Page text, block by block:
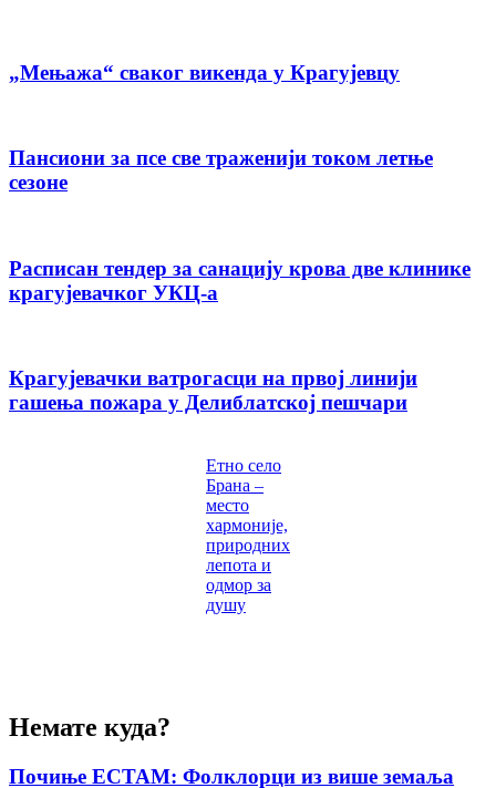
„Мењажа“ сваког викенда у Крагујевцу
Пансиони за псе све траженији током летње
сезоне
Расписан тендер за санацију крова две клинике
крагујевачког УКЦ-а
Крагујевачки ватрогасци на првој линији
гашења пожара у Делиблатској пешчари
Етно село
Брана –
место
хармоније,
природних
лепота и
одмор за
душу
Немате куда?
Почиње ЕСТАМ: Фолклорци из више земаља